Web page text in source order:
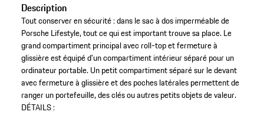
Description
Tout conserver en sécurité : dans le sac à dos imperméable de
Porsche Lifestyle, tout ce qui est important trouve sa place. Le
grand compartiment principal avec roll-top et fermeture à
glissière est équipé d'un compartiment intérieur séparé pour un
ordinateur portable. Un petit compartiment séparé sur le devant
avec fermeture à glissière et des poches latérales permettent de
ranger un portefeuille, des clés ou autres petits objets de valeur.
DÉTAILS :